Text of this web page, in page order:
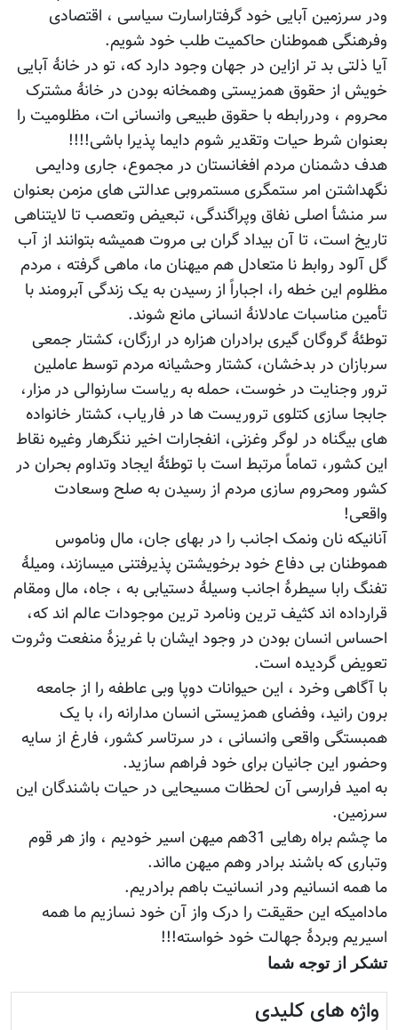
ودر سرزمین آبایی خود گرفتاراسارت سیاسی ، اقتصادی
وفرهنگی هموطنان حاکمیت طلب خود شویم.
آیا ذلتی بد تر ازاین در جهان وجود دارد که، تو در خانۀ آبایی
خویش از حقوق همزیستی وهمخانه بودن در خانۀ مشترک
محروم ، ودررابطه با حقوق طبیعی وانسانی ات، مظلومیت را
بعنوان شرط حیات وتقدیر شوم دایما پذیرا باشی!!!!
هدف دشمنان مردم افغانستان در مجموع، جاری ودایمی
نگهداشتن امر ستمگری مستمروبی عدالتی های مزمن بعنوان
سر منشأ اصلی نفاق وپراگندگی، تبعیض وتعصب تا لایتناهی
تاریخ است، تا آن بیداد گران بی مروت همیشه بتوانند از آب
گل آلود روابط نا متعادل هم میهنان ما، ماهی گرفته ، مردم
مظلوم این خطه را، اجباراً از رسیدن به یک زندگی آبرومند با
تأمین مناسبات عادلانۀ انسانی مانع شوند.
توطئۀ گروگان گیری برادران هزاره در ارزگان، کشتار جمعی
سربازان در بدخشان، کشتار وحشیانه مردم توسط عاملین
ترور وجنایت در خوست، حمله به ریاست سارنوالی در مزار،
جابجا سازی کتلوی تروریست ها در فاریاب، کشتار خانواده
های بیگناه در لوگر وغزنی، انفجارات اخیر ننگرهار وغیره نقاط
این کشور، تماماً مرتبط است با توطئۀ ایجاد وتداوم بحران در
کشور ومحروم سازی مردم از رسیدن به صلح وسعادت
واقعی!
آنانیکه نان ونمک اجانب را در بهای جان، مال وناموس
هموطنان بی دفاع خود برخویشتن پذیرفتنی میسازند، ومیلۀ
تفنگ رابا سیطرۀ اجانب وسیلۀ دستیابی به ، جاه، مال ومقام
قرارداده اند کثیف ترین ونامرد ترین موجودات عالم اند که،
احساس انسان بودن در وجود ایشان با غریزۀ منفعت وثروت
تعویض گردیده است.
با آگاهی وخرد ، این حیوانات دوپا وبی عاطفه را از جامعه
برون رانید، وفضای همزیستی انسان مدارانه را، با یک
همبستگی واقعی وانسانی ، در سرتاسر کشور، فارغ از سایه
وحضور این جانیان برای خود فراهم سازید.
به امید فرارسی آن لحظات مسیحایی در حیات باشندگان این
سرزمین.
ما چشم براه رهایی 31هم میهن اسیر خودیم ، واز هر قوم
وتباری که باشند برادر وهم میهن مااند.
ما همه انسانیم ودر انسانیت باهم برادریم.
مادامیکه این حقیقت را درک واز آن خود نسازیم ما همه
اسیریم وبردۀ جهالت خود خواسته!!!
تشکر از توجه شما
واژه های کلیدی